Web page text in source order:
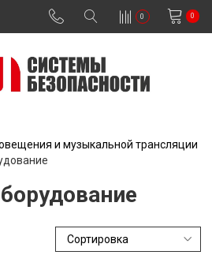
0 0
и музыкальной трансляции